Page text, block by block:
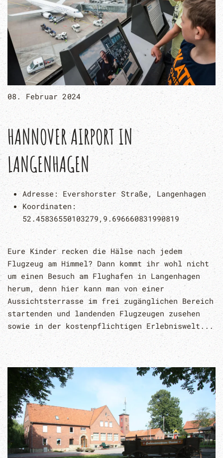
08. Februar 2024
HANNOVER AIRPORT IN
LANGENHAGEN
Adresse: Evershorster Straße, Langenhagen
Koordinaten:
52.45836550103279,9.696660831990819
Eure Kinder recken die Hälse nach jedem
Flugzeug am Himmel? Dann kommt ihr wohl nicht
um einen Besuch am Flughafen in Langenhagen
herum, denn hier kann man von einer
Aussichtsterrasse im frei zugänglichen Bereich
startenden und landenden Flugzeugen zusehen
sowie in der kostenpflichtigen Erlebniswelt...